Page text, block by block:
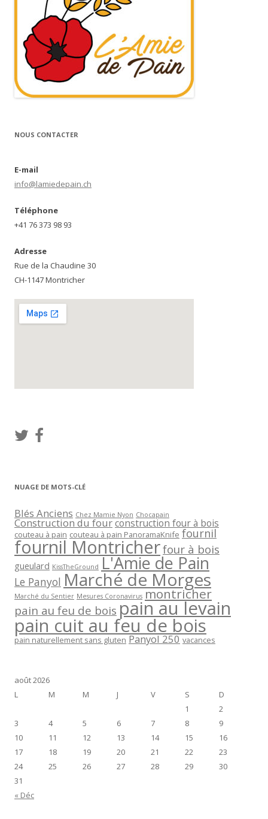
NOUS CONTACTER
E-mail
info@lamiedepain.ch
Téléphone
+41 76 373 98 93
Adresse
Rue de la Chaudine 30
CH-1147 Montricher
NUAGE DE MOTS-CLÉ
Blés Anciens Chez Mamie Nyon Chocapain
Construction du fourconstruction four à bois
couteau à pain couteau à pain PanoramaKnife fournil
fournil Montricherfour à bois
gueulard KissTheGround L'Amie de Pain
Le Panyol Marché de Morges
Marché du Sentier Mesures Coronavirus montricher
pain au feu de boispain au levain
pain cuit au feu de bois
pain naturellement sans gluten Panyol 250 vacances
août 2026
L
M M J V S
D
1
2
3
4 5 6 7 8
9
10
11 12 13 14 15
16
17
18 19 20 21 22
23
24
25 26 27 28 29
30
31
« Déc